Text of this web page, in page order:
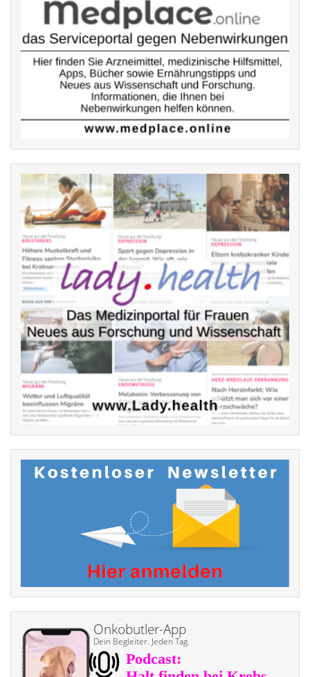
Onkobutler-App
Dein Begleiter. Jeden Tag.